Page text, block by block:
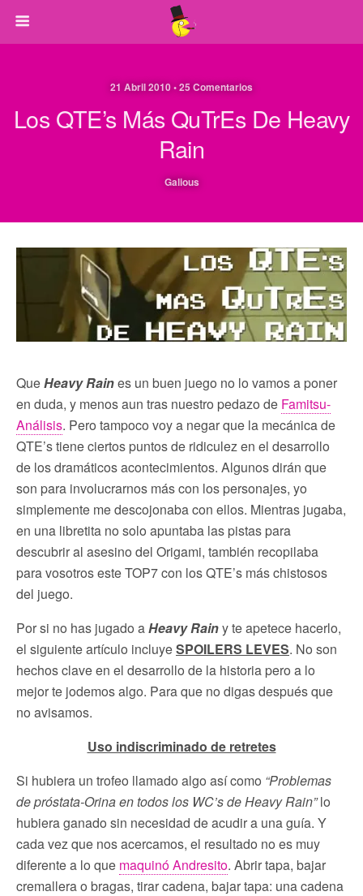
21 Abril 2010 • 25 Comentarios
Los QTE’s Más QuTrEs De Heavy
Rain
Galious
QueHeavy Raines un buen juego no lo vamos a poner
en duda, y menos aun tras nuestro pedazo de Famitsu-
Análisis. Pero tampoco voy a negar que la mecánica de
QTE’s tiene ciertos puntos de ridiculez en el desarrollo
de los dramáticos acontecimientos. Algunos dirán que
son para involucrarnos más con los personajes, yo
simplemente me descojonaba con ellos. Mientras jugaba,
en una libretita no solo apuntaba las pistas para
descubrir al asesino del Origami, también recopilaba
para vosotros este TOP7 con los QTE’s más chistosos
del juego.
Por si no has jugado aHeavy Rainy te apetece hacerlo,
el siguiente artículo incluyeSPOILERS LEVES. No son
hechos clave en el desarrollo de la historia pero a lo
mejor te jodemos algo. Para que no digas después que
no avisamos.
Uso indiscriminado de retretes
Si hubiera un trofeo llamado algo así como “Problemas
de próstata-Orina en todos los WC’s de Heavy Rain”lo
hubiera ganado sin necesidad de acudir a una guía. Y
cada vez que nos acercamos, el resultado no es muy
diferente a lo que maquinó Andresito. Abrir tapa, bajar
cremallera o bragas, tirar cadena, bajar tapa: una cadena